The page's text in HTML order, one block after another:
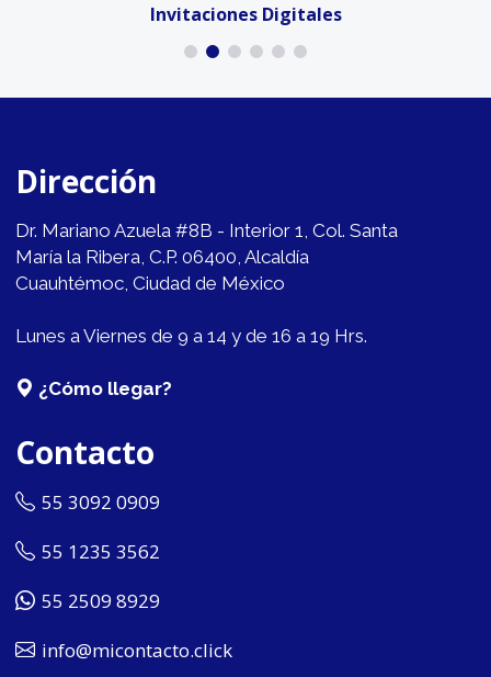
Invitaciones Digitales
Dirección
Dr. Mariano Azuela #8B - Interior 1, Col. Santa
María la Ribera, C.P. 06400, Alcaldía
Cuauhtémoc, Ciudad de México
Lunes a Viernes de 9 a 14 y de 16 a 19 Hrs.
¿Cómo llegar?
Contacto
55 3092 0909
55 1235 3562
55 2509 8929
info@micontacto.click